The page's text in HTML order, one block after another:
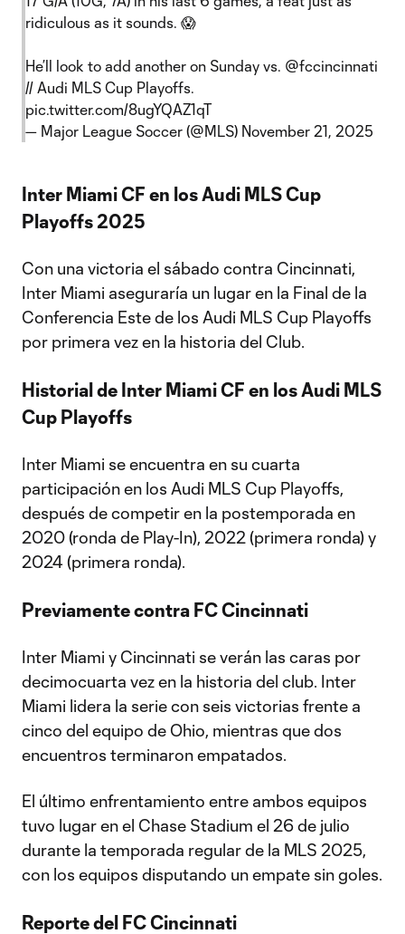
ridiculous as it sounds. 😱
He’ll look to add another on Sunday vs. @fccincinnati
// Audi MLS Cup Playoffs.
pic.twitter.com/8ugYQAZ1qT
— Major League Soccer (@MLS) November 21, 2025
Inter Miami CF en los Audi MLS Cup
Playoffs 2025
Con una victoria el sábado contra Cincinnati,
Inter Miami aseguraría un lugar en la Final de la
Conferencia Este de los Audi MLS Cup Playoffs
por primera vez en la historia del Club.
Historial de Inter Miami CF en los Audi MLS
Cup Playoffs
Inter Miami se encuentra en su cuarta
participación en los Audi MLS Cup Playoffs,
después de competir en la postemporada en
2020 (ronda de Play-In), 2022 (primera ronda) y
2024 (primera ronda).
Previamente contra FC Cincinnati
Inter Miami y Cincinnati se verán las caras por
decimocuarta vez en la historia del club. Inter
Miami lidera la serie con seis victorias frente a
cinco del equipo de Ohio, mientras que dos
encuentros terminaron empatados.
El último enfrentamiento entre ambos equipos
tuvo lugar en el Chase Stadium el 26 de julio
durante la temporada regular de la MLS 2025,
con los equipos disputando un empate sin goles.
Reporte del FC Cincinnati